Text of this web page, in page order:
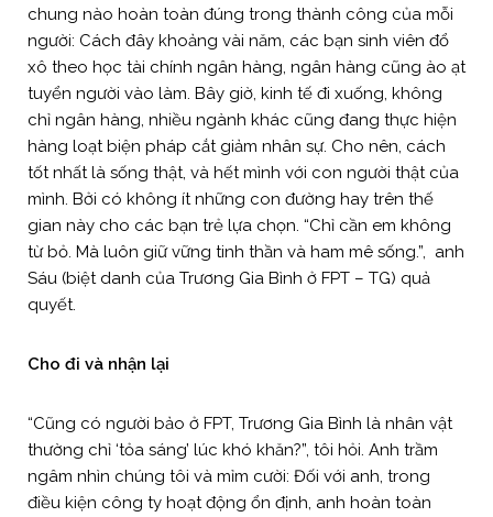
chung nào hoàn toàn đúng trong thành công của mỗi
người: Cách đây khoảng vài năm, các bạn sinh viên đổ
xô theo học tài chính ngân hàng, ngân hàng cũng ào ạt
tuyển người vào làm. Bây giờ, kinh tế đi xuống, không
chỉ ngân hàng, nhiều ngành khác cũng đang thực hiện
hàng loạt biện pháp cắt giảm nhân sự. Cho nên, cách
tốt nhất là sống thật, và hết mình với con người thật của
mình. Bởi có không ít những con đường hay trên thế
gian này cho các bạn trẻ lựa chọn. “Chỉ cần em không
từ bỏ. Mà luôn giữ vững tinh thần và ham mê sống.”, anh
Sáu (biệt danh của Trương Gia Bình ở FPT – TG) quả
quyết.
Cho đi và nhận lại
“Cũng có người bảo ở FPT, Trương Gia Bình là nhân vật
thường chỉ ‘tỏa sáng’ lúc khó khăn?”, tôi hỏi. Anh trầm
ngâm nhìn chúng tôi và mỉm cười: Đối với anh, trong
điều kiện công ty hoạt động ổn định, anh hoàn toàn